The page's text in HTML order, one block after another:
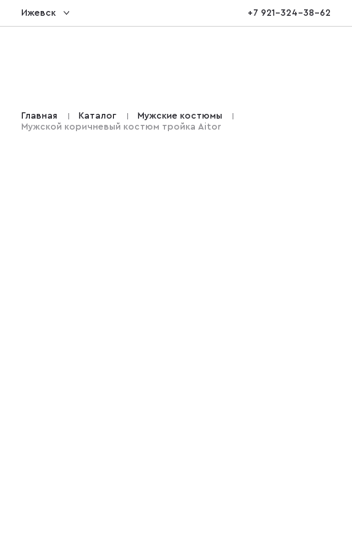
Ижевск +7 921-324-38-62
Костюмы двойка
Главная Каталог
Мужские костюмы
Мужской коричневый костюм тройка Aitor